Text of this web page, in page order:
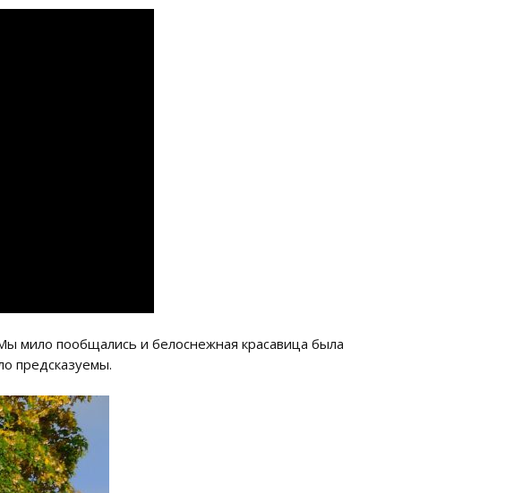
мило пообщались и белоснежная красавица была
предсказуемы.